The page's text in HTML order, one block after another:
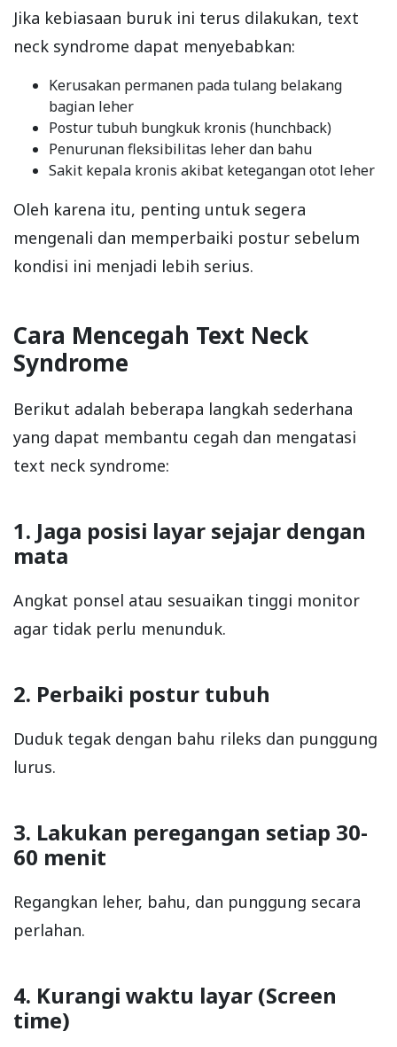
Jika kebiasaan buruk ini terus dilakukan, text
neck syndrome dapat menyebabkan:
Kerusakan permanen pada tulang belakang
bagian leher
Postur tubuh bungkuk kronis (hunchback)
Penurunan fleksibilitas leher dan bahu
Sakit kepala kronis akibat ketegangan otot leher
Oleh karena itu, penting untuk segera
mengenali dan memperbaiki postur sebelum
kondisi ini menjadi lebih serius.
Cara Mencegah Text Neck
Syndrome
Berikut adalah beberapa langkah sederhana
yang dapat membantu cegah dan mengatasi
text neck syndrome:
1. Jaga posisi layar sejajar dengan
mata
Angkat ponsel atau sesuaikan tinggi monitor
agar tidak perlu menunduk.
2. Perbaiki postur tubuh
Duduk tegak dengan bahu rileks dan punggung
lurus.
3. Lakukan peregangan setiap 30-
60 menit
Regangkan leher, bahu, dan punggung secara
perlahan.
4. Kurangi waktu layar (Screen
time)